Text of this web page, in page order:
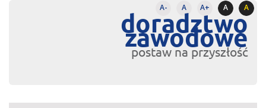
A- A A+ A A
doradztwo
zawodowe
postaw na przyszłość